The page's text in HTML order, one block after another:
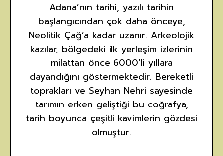
Adana’nın tarihi, yazılı tarihin
başlangıcından çok daha önceye,
Neolitik Çağ’a kadar uzanır. Arkeolojik
kazılar, bölgedeki ilk yerleşim izlerinin
milattan önce 6000’li yıllara
dayandığını göstermektedir. Bereketli
toprakları ve Seyhan Nehri sayesinde
tarımın erken geliştiği bu coğrafya,
tarih boyunca çeşitli kavimlerin gözdesi
olmuştur.